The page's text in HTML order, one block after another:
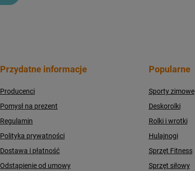
Przydatne informacje
Producenci
Pomysł na prezent
Regulamin
Polityka prywatności
Dostawa i płatność
Odstąpienie od umowy
Popularne
Sporty zimowe
Deskorolki
Rolki i wrotki
Hulajnogi
Sprzęt Fitness
Sprzęt siłowy